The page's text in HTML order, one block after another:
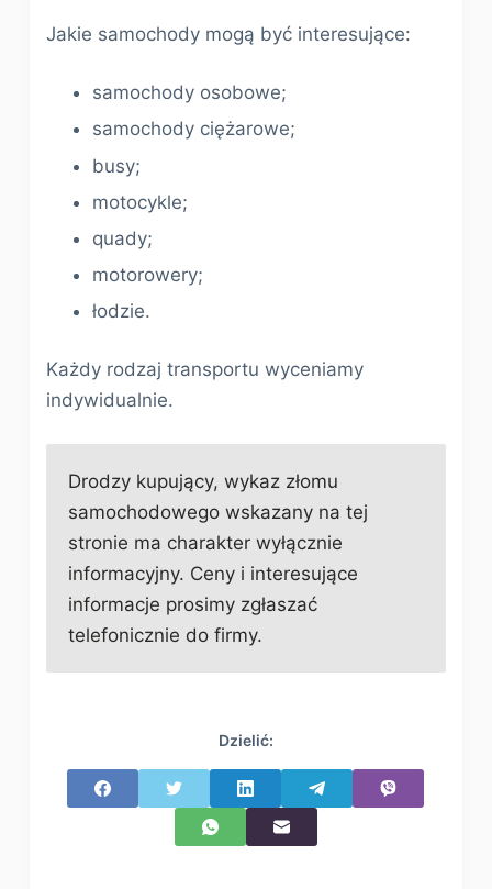
Jakie samochody mogą być interesujące:
samochody osobowe;
samochody ciężarowe;
busy;
motocykle;
quady;
motorowery;
łodzie.
Każdy rodzaj transportu wyceniamy
indywidualnie.
Drodzy kupujący, wykaz złomu
samochodowego wskazany na tej
stronie ma charakter wyłącznie
informacyjny. Ceny i interesujące
informacje prosimy zgłaszać
telefonicznie do firmy.
Dzielić: